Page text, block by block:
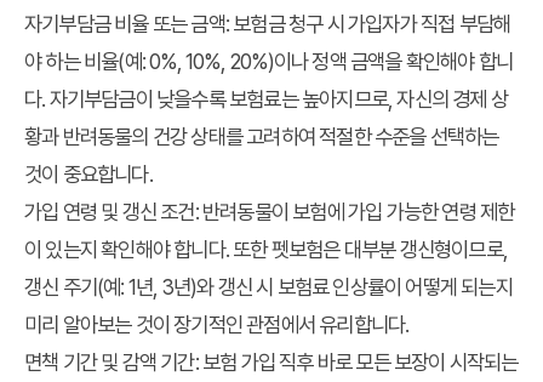
자기부담금 비율 또는 금액:보험금 청구 시 가입자가 직접 부담해
야 하는 비율(예: 0%, 10%, 20%)이나 정액 금액을 확인해야 합니
다. 자기부담금이 낮을수록 보험료는 높아지므로, 자신의 경제 상
황과 반려동물의 건강 상태를 고려하여 적절한 수준을 선택하는
것이 중요합니다.
가입 연령 및 갱신 조건:반려동물이 보험에 가입 가능한 연령 제한
이 있는지 확인해야 합니다. 또한 펫보험은 대부분 갱신형이므로,
갱신 주기(예: 1년, 3년)와 갱신 시 보험료 인상률이 어떻게 되는지
미리 알아보는 것이 장기적인 관점에서 유리합니다.
면책 기간 및 감액 기간:보험 가입 직후 바로 모든 보장이 시작되는